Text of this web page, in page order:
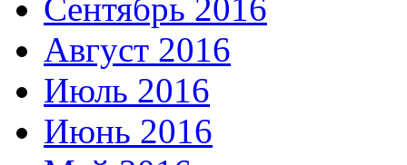
Сентябрь 2016
Август 2016
Июль 2016
Июнь 2016